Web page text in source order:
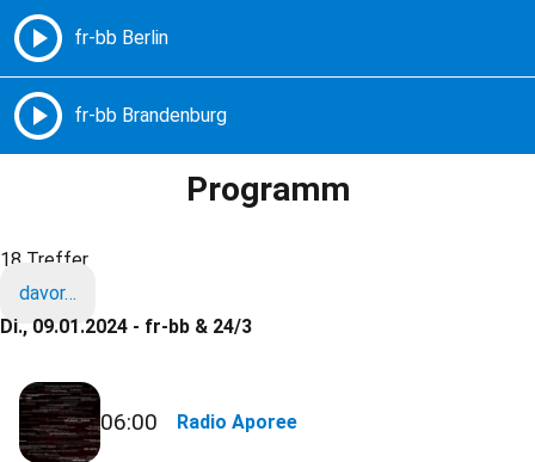
Freie Radios – Berlin Brandenburg
Programm
18 Treffer
davor…
Di., 09.01.2024 - fr-bb & 24/3
06:00 Radio Aporee